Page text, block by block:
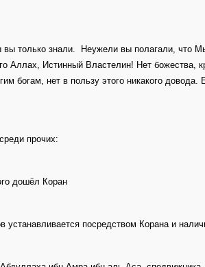
только знали. Неужели вы полагали, что
Аллах, Истинный Властелин! Нет божества,
богам, нет в пользу этого никакого довода.
прочих:
дошёл Коран
устанавливается посредством Корана и